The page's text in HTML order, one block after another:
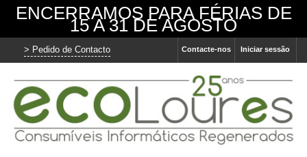
ENCERRAMOS PARA FÉRIAS DE
15 A 31 DE AGOSTO
Iniciar sessão
Contacte-nos
> Pedido de Contacto